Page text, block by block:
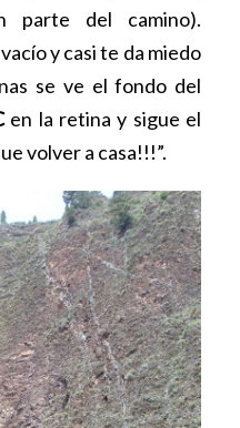
parte del camino).
y casi te da miedo
se ve el fondo del
en la retina y sigue el
volver a casa!!!”.